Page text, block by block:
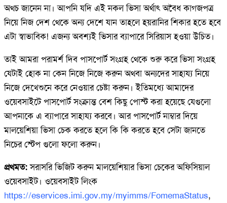
অথচ জানেন না। আপনি যদি এই নকল ভিসা অর্থাৎ অবৈধ কাগজপত্র
নিয়ে নিজ দেশ থেকে অন্য দেশে যান তাহলে হয়রানির শিকার হতে হবে
এটা স্বাভাবিক! এজন্য অবশ্যই ভিসার ব্যাপারে সিরিয়াস হওয়া উচিত।
তাই আমরা পরামর্শ দিব পাসপোর্ট সংগ্রহ থেকে শুরু করে ভিসা সংগ্রহ
যেটাই হোক না কেন নিজে নিজে করুন অথবা অন্যদের সাহায্য নিয়ে
নিজে দেখেশুনে করে নেওয়ার চেষ্টা করুন। ইতিমধ্যে আমাদের
ওয়েবসাইটে পাসপোর্ট সংক্রান্ত বেশ কিছু পোস্ট করা হয়েছে যেগুলো
আপনাকে এ ব্যাপারে সাহায্য করবে। আর পাসপোর্ট নাম্বার দিয়ে
মালয়েশিয়া ভিসা চেক করতে হলে কি কি করতে হবে সেটা জানতে
নিচের স্টেপ গুলো ফলো করুন।
প্রথমত:সরাসরি ভিজিট করুন মালয়েশিয়ার ভিসা চেকের অফিসিয়াল
ওয়েবসাইট। ওয়েবসাইট লিংক
https://eservices.imi.gov.my/myimms/FomemaStatus,